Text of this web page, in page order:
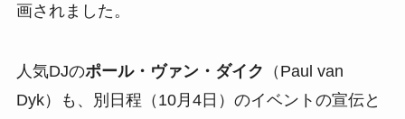
画されました。
人気DJのポール・ヴァン・ダイク （Paul van
Dyk）も、別日程（10月4日）のイベントの宣伝と